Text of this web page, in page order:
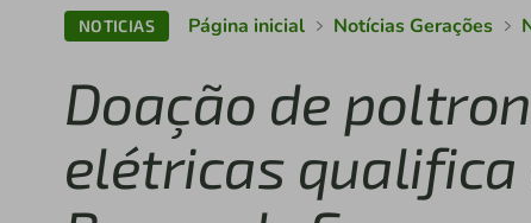
NOTICIAS Página inicial Notícias Gerações
Doação de
elétricas